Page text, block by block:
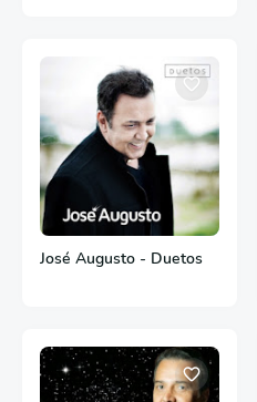
José Augusto - Duetos